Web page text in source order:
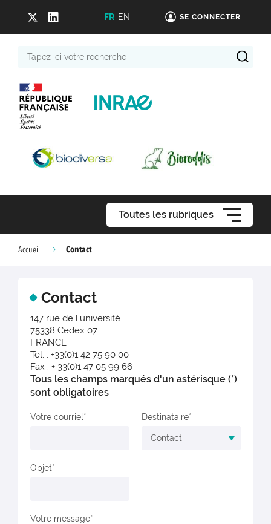
FR EN SE CONNECTER
recherche
Toutes les rubriques
Accueil Contact
Contact
147 rue de l'université
75338 Cedex 07
FRANCE
Tel. : +33(0)1 42 75 90 00
Fax : + 33(0)1 47 05 99 66
Tous les champs marqués d'un astérisque (*)
sont obligatoires
Votre courriel Destinataire
Objet
Votre message